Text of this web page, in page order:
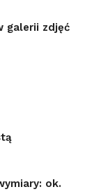
galerii zdjęć
ok.